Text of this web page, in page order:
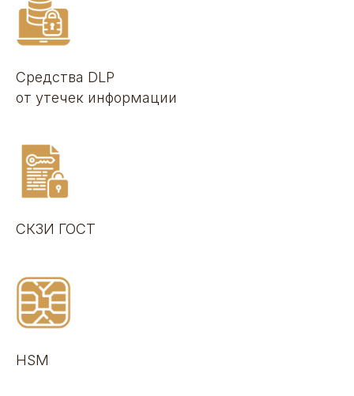
Средства DLP
от утечек информации
СКЗИ ГОСТ
HSM